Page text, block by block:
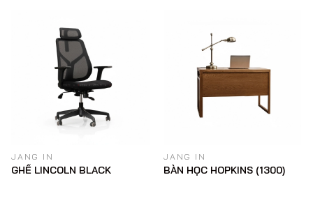
JANG IN
GHẾ LINCOLN BLACK
JANG IN
BÀN HỌC HOPKINS (1300)